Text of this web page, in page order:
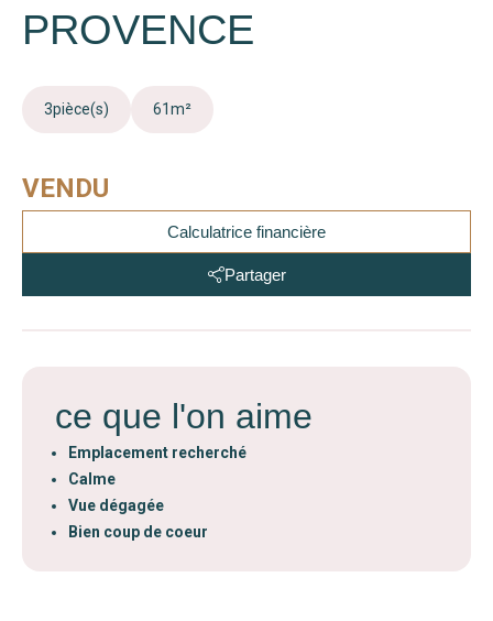
PROVENCE
3pièce(s) 61m²
VENDU
Calculatrice financière
Partager
ce que l'on aime
Emplacement recherché
Calme
Vue dégagée
Bien coup de coeur